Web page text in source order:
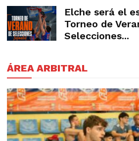
Elche será el
Torneo de
Selecciones...
ÁREA ARBITRAL